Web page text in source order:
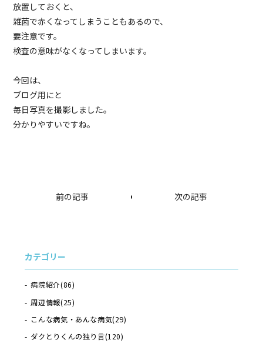
放置しておくと、
雑菌で赤くなってしまうこともあるので、
要注意です。
検査の意味がなくなってしまいます。
今回は、
ブログ用にと
毎日写真を撮影しました。
分かりやすいですね。
前の記事 次の記事
カテゴリー
病院紹介(86)
周辺情報(25)
こんな病気・あんな病気(29)
ダクとりくんの独り言(120)